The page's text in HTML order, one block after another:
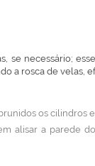
se necessário;
a rosca de velas,
os
alisar a parede